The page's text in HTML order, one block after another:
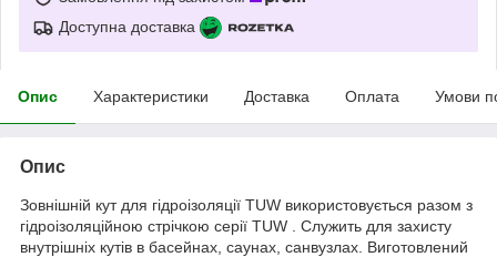
Доступна доставка
Опис Характеристики Доставка Оплата Умови
Опис
Зовнішній кут для гідроізоляції TUW використовується разом з
гідроізоляційною стрічкою серії TUW . Служить для захисту
внутрішніх кутів в басейнах, саунах, санвузлах. Виготовлений